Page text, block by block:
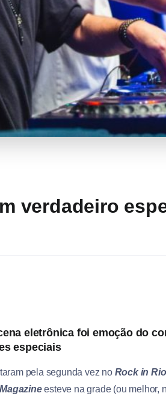
verdadeiro
eletrônica foi emoção do
especiais
pela segunda vez no Rock in Rio
esteve na grade (ou melhor,